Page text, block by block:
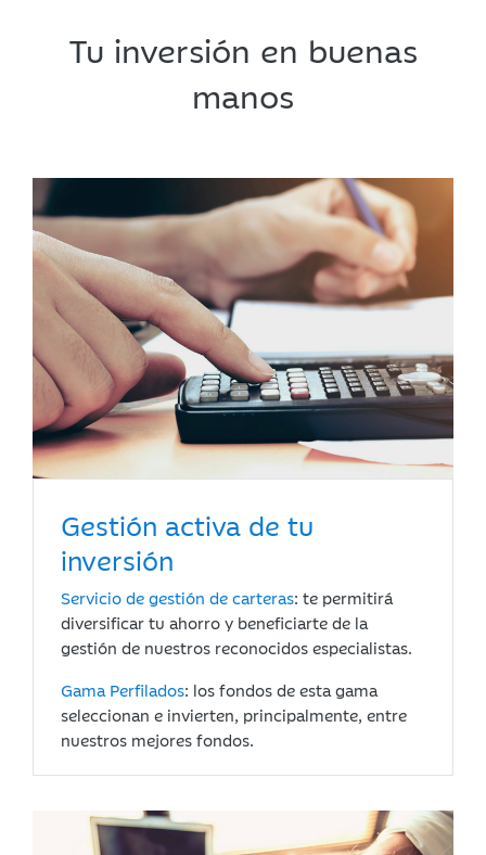
Tu inversión en buenas
manos
Gestión activa de tu
inversión
Servicio de gestión de carteras: te permitirá
diversificar tu ahorro y beneficiarte de la
gestión de nuestros reconocidos especialistas.
Gama Perfilados: los fondos de esta gama
seleccionan e invierten, principalmente, entre
nuestros mejores fondos.